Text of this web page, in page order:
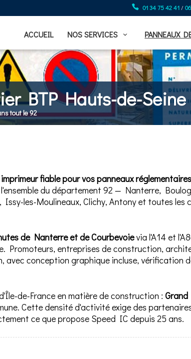
01 34 75 42 41 /
ACCUEIL NOS SERVICES PANNEAUX
BTP Hauts-de-Seine
tout le 92
fiable pour vos panneaux
du département 92 — Nanterre,
les-Moulineaux, Clichy, Antony et toutes les
de Nanterre et de Courbevoievia l'A14 et
Promoteurs, entreprises de construction,
conception graphique incluse, vérification
de-France en matière de construction : Grand
Cette densité d'activité exige des
ce que propose Speed IC depuis 25 ans.